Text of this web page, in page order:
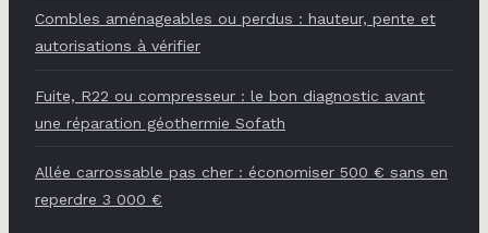
Combles aménageables ou perdus : hauteur, pente et
autorisations à vérifier
Fuite, R22 ou compresseur : le bon diagnostic avant
une réparation géothermie Sofath
Allée carrossable pas cher : économiser 500 € sans en
reperdre 3 000 €